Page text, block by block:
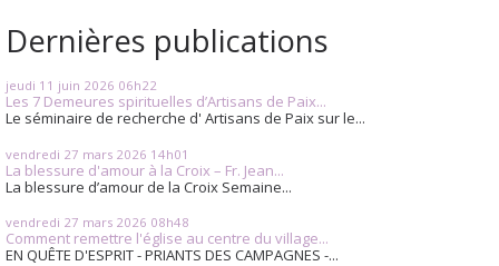
Dernières publications
jeudi 11 juin 2026 06h22
Les 7 Demeures spirituelles d’Artisans de Paix...
Le séminaire de recherche d' Artisans de Paix sur le...
vendredi 27 mars 2026 14h01
La blessure d'amour à la Croix – Fr. Jean...
La blessure d’amour de la Croix Semaine...
vendredi 27 mars 2026 08h48
Comment remettre l'église au centre du village...
EN QUÊTE D'ESPRIT - PRIANTS DES CAMPAGNES -...